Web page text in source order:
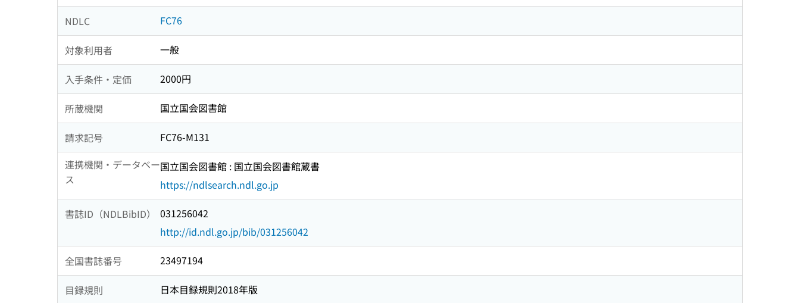
NDLC FC76
対象利用者 一般
入手条件・定価 2000円
所蔵機関 国立国会図書館
請求記号
FC76-M131
連携機関・データベー
ス
国立国会図書館 : 国立国会図書館蔵書
https://ndlsearch.ndl.go.jp
書誌ID（NDLBibID）
031256042
http://id.ndl.go.jp/bib/031256042
全国書誌番号 23497194
目録規則 日本目録規則2018年版